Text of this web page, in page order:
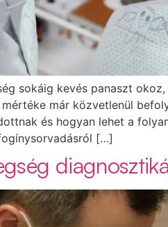
sokáig kevés panaszt
már közvetlenül
és hogyan lehet a
[…]